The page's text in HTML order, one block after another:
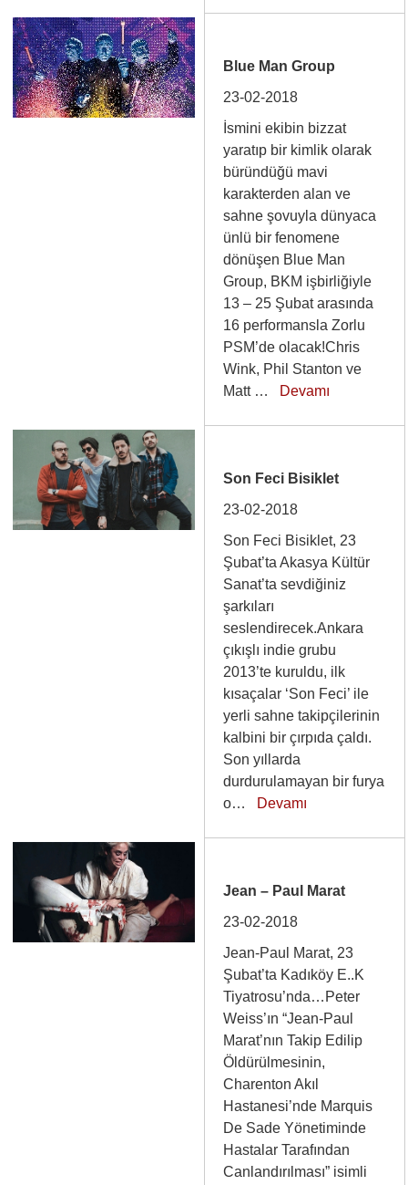
Blue Man Group
23-02-2018
İsmini ekibin bizzat
yaratıp bir kimlik olarak
büründüğü mavi
karakterden alan ve
sahne şovuyla dünyaca
ünlü bir fenomene
dönüşen Blue Man
Group, BKM işbirliğiyle
13 – 25 Şubat arasında
16 performansla Zorlu
PSM’de olacak!Chris
Wink, Phil Stanton ve
Matt … Devamı
Son Feci Bisiklet
23-02-2018
Son Feci Bisiklet, 23
Şubat’ta Akasya Kültür
Sanat’ta sevdiğiniz
şarkıları
seslendirecek.Ankara
çıkışlı indie grubu
2013’te kuruldu, ilk
kısaçalar ‘Son Feci’ ile
yerli sahne takipçilerinin
kalbini bir çırpıda çaldı.
Son yıllarda
durdurulamayan bir furya
o… Devamı
Jean – Paul Marat
23-02-2018
Jean-Paul Marat, 23
Şubat’ta Kadıköy E..K
Tiyatrosu’nda…Peter
Weiss’ın “Jean-Paul
Marat’nın Takip Edilip
Öldürülmesinin,
Charenton Akıl
Hastanesi’nde Marquis
De Sade Yönetiminde
Hastalar Tarafından
Canlandırılması” isimli